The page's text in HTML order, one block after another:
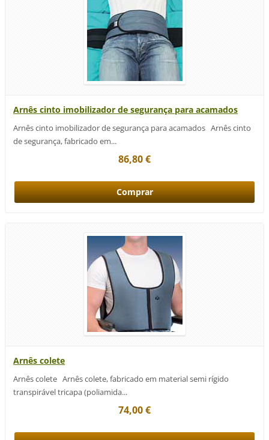
Arnês cinto imobilizador de segurança para acamados
Arnês cinto imobilizador de segurança para acamados Arnês cinto
de segurança, fabricado em...
86,80 €
Arnês colete
Arnês colete Arnês colete, fabricado em material semi rígido
transpirável tricapa (poliamida...
74,00 €